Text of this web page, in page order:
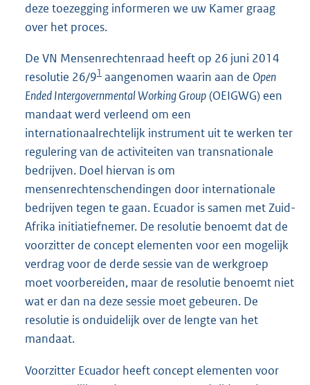
deze toezegging informeren we uw Kamer graag
over het proces.
De VN Mensenrechtenraad heeft op 26 juni 2014
resolutie 26/91 aangenomen waarin aan de Open
Ended Intergovernmental Working Group(OEIGWG) een
mandaat werd verleend om een
internationaalrechtelijk instrument uit te werken ter
regulering van de activiteiten van transnationale
bedrijven. Doel hiervan is om
mensenrechtenschendingen door internationale
bedrijven tegen te gaan. Ecuador is samen met Zuid-
Afrika initiatiefnemer. De resolutie benoemt dat de
voorzitter de concept elementen voor een mogelijk
verdrag voor de derde sessie van de werkgroep
moet voorbereiden, maar de resolutie benoemt niet
wat er dan na deze sessie moet gebeuren. De
resolutie is onduidelijk over de lengte van het
mandaat.
Voorzitter Ecuador heeft concept elementen voor